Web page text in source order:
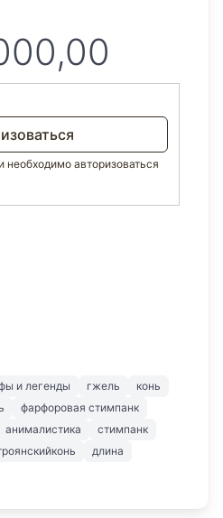
необходимо авторизоваться
и легенды гжель
конь
фарфоровая стимпанк
анималистика
стимпанк
длина